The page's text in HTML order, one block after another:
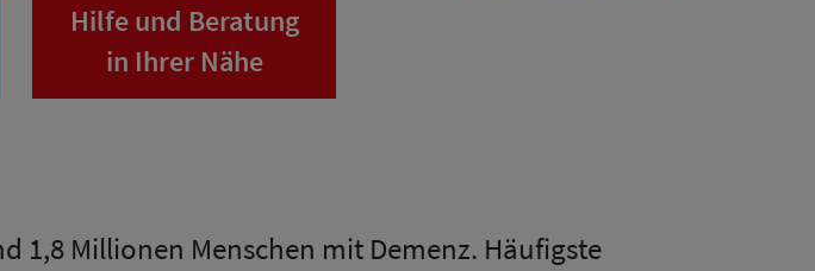
Hilfe und Beratung
in Ihrer Nähe
1,8 Millionen Menschen mit Demenz. Häufigste